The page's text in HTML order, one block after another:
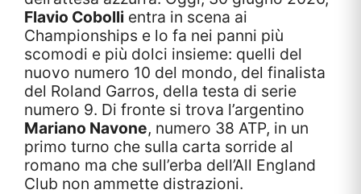
Flavio Cobolli entra in scena ai
Championships e lo fa nei panni più
scomodi e più dolci insieme: quelli del
nuovo numero 10 del mondo, del finalista
del Roland Garros, della testa di serie
numero 9. Di fronte si trova l’argentino
Mariano Navone, numero 38 ATP, in un
primo turno che sulla carta sorride al
romano ma che sull’erba dell’All England
Club non ammette distrazioni.